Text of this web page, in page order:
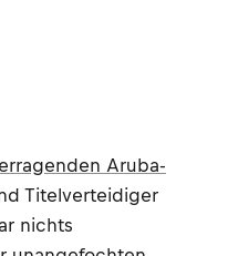
Aruba-
Titelverteidiger
nichts